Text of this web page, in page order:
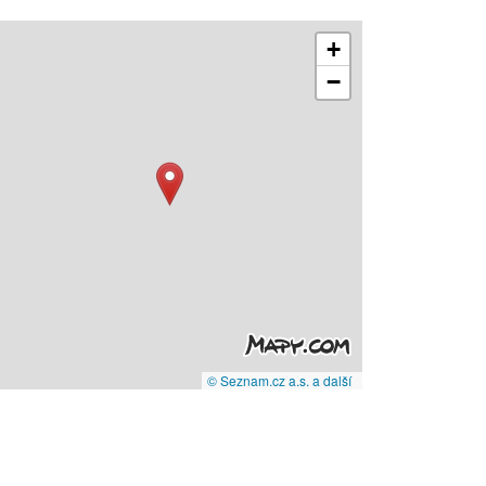
+
−
© Seznam.cz a.s. a další